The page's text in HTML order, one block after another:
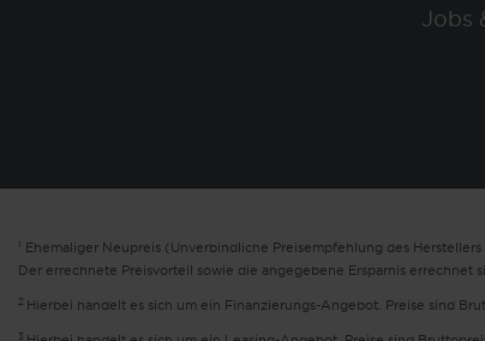
Jobs
1 Ehemaliger Neupreis (Unverbindliche Preisempfehlung des Herstellers
Der errechnete Preisvorteil sowie die angegebene Ersparnis
2 Hierbei handelt es sich um ein Finanzierungs-Angebot. Preise sind
3